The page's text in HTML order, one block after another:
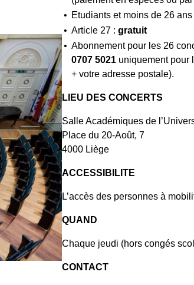
Etudiants et moins de 26
Article 27 : gratuit
Abonnement pour les 26
0707 5021 uniquement pour
+ votre adresse postale).
LIEU DES CONCERTS
Salle Académiques de
Place du 20-Août, 7
4000 Liège
ACCESSIBILITE
L’accès des personnes à
QUAND
Chaque jeudi (hors congés
CONTACT